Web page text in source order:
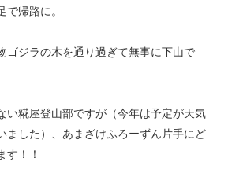
で帰路に。
ゴジラの木を通り過ぎて無事に下山で
い糀屋登山部ですが（今年は予定が天気
ました）、あまざけふろーずん片手にど
す！！